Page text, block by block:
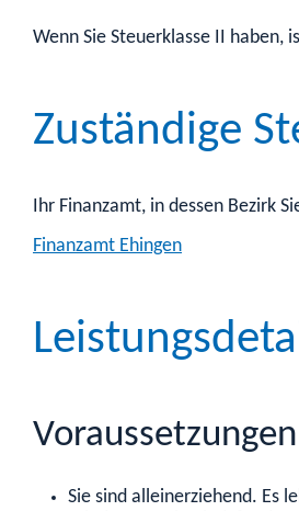
Wenn Sie Steuerklasse II haben,
Zuständige
Ihr Finanzamt, in dessen Bezirk
Finanzamt Ehingen
Voraussetzungen
Sie sind alleinerziehend. Es